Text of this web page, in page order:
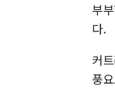
부
다.
커
풍